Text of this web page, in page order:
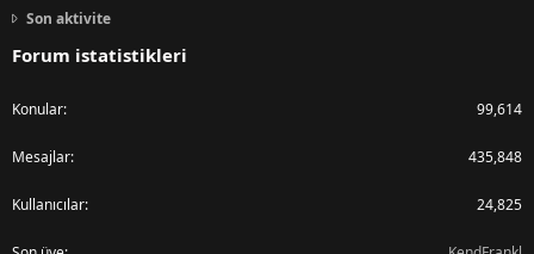
Son aktivite
Forum istatistikleri
Konular 99,614
Mesajlar 435,848
Kullanıcılar 24,825